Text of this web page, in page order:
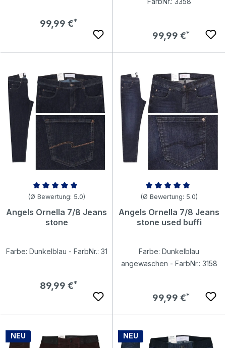
Regulärer Preis:
99,99 €
Regulärer Preis:
99,99 €
Durchschnittliche Bewertung von 5 von 5 Sternen
(Ø Bewertung: 5.0)
Angels Ornella 7/8 Jeans
stone
Farbe: Dunkelblau - FarbNr.: 31
Regulärer Preis:
89,99 €
Durchschnittliche Bewertung
(Ø Bewertung: 5.0)
Angels Ornella 7/8 Jeans
stone used buffi
Farbe: Dunkelblau
angewaschen - FarbNr.: 3158
Regulärer Preis:
99,99 €
NEU NEU